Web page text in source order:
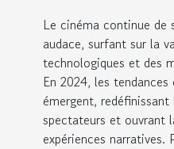
Le cinéma continue de
audace, surfant sur la
technologiques et des
En 2024, les
émergent,
spectateurs et ouvrant
expériences narratives.